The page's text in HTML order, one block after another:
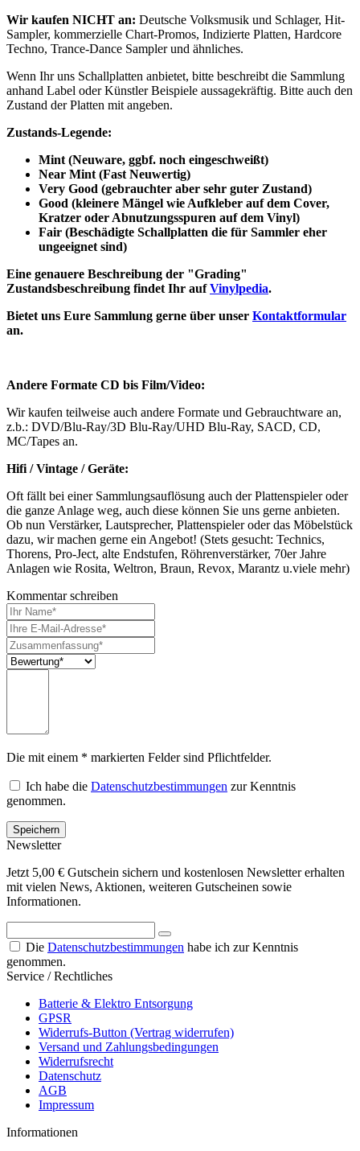
Wir kaufen NICHT an: Deutsche Volksmusik und Schlager, Hit-
Sampler, kommerzielle Chart-Promos, Indizierte Platten, Hardcore
Techno, Trance-Dance Sampler und ähnliches.
Wenn Ihr uns Schallplatten anbietet, bitte beschreibt die Sammlung
anhand Label oder Künstler Beispiele aussagekräftig. Bitte auch den
Zustand der Platten mit angeben.
Zustands-Legende:
Mint (Neuware, ggbf. noch eingeschweißt)
Near Mint (Fast Neuwertig)
Very Good (gebrauchter aber sehr guter Zustand)
Good (kleinere Mängel wie Aufkleber auf dem Cover,
Kratzer oder Abnutzungsspuren auf dem Vinyl)
Fair (Beschädigte Schallplatten die für Sammler eher
ungeeignet sind)
Eine genauere Beschreibung der "Grading"
Zustandsbeschreibung findet Ihr aufVinylpedia.
Bietet uns Eure Sammlung gerne über unser Kontaktformular
an.
Andere Formate CD bis Film/Video:
Wir kaufen teilweise auch andere Formate und Gebrauchtware an,
z.b.: DVD/Blu-Ray/3D Blu-Ray/UHD Blu-Ray, SACD, CD,
MC/Tapes an.
Hifi / Vintage / Geräte:
Oft fällt bei einer Sammlungsauflösung auch der Plattenspieler oder
die ganze Anlage weg, auch diese können Sie uns gerne anbieten.
Ob nun Verstärker, Lautsprecher, Plattenspieler oder das Möbelstück
dazu, wir machen gerne ein Angebot! (Stets gesucht: Technics,
Thorens, Pro-Ject, alte Endstufen, Röhrenverstärker, 70er Jahre
Anlagen wie Rosita, Weltron, Braun, Revox, Marantz u.viele mehr)
Kommentar schreiben
Die mit einem * markierten Felder sind Pflichtfelder.
Ich habe die Datenschutzbestimmungen zur Kenntnis
genommen.
Newsletter
Jetzt 5,00 € Gutschein sichern und kostenlosen Newsletter erhalten
mit vielen News, Aktionen, weiteren Gutscheinen sowie
Informationen.
Die Datenschutzbestimmungen habe ich zur Kenntnis
genommen.
Service / Rechtliches
Batterie & Elektro Entsorgung
GPSR
Widerrufs-Button (Vertrag widerrufen)
Versand und Zahlungsbedingungen
Widerrufsrecht
Datenschutz
AGB
Impressum
Informationen